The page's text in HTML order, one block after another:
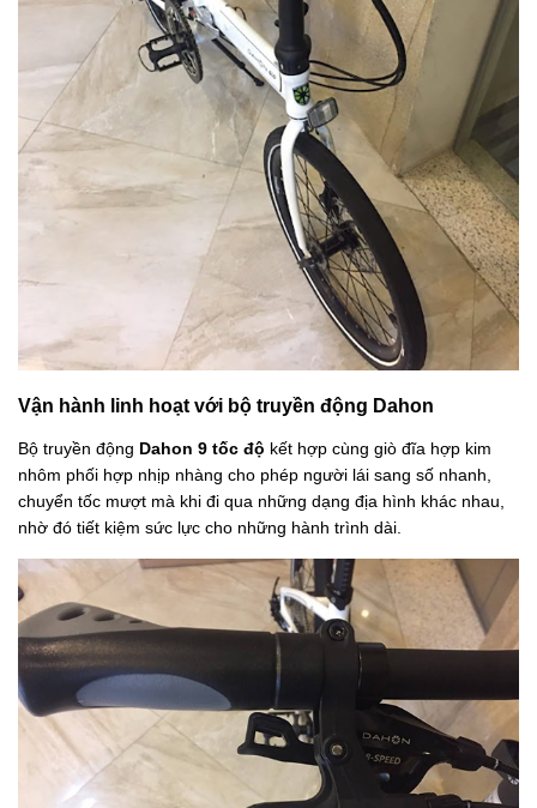
Vận hành linh hoạt với bộ truyền động Dahon
Bộ truyền động Dahon 9 tốc độ kết hợp cùng giò đĩa hợp kim
nhôm phối hợp nhịp nhàng cho phép người lái sang số nhanh,
chuyển tốc mượt mà khi đi qua những dạng địa hình khác nhau,
nhờ đó tiết kiệm sức lực cho những hành trình dài.